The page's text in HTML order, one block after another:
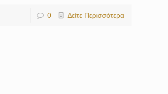
0 Δείτε Περισσότερα